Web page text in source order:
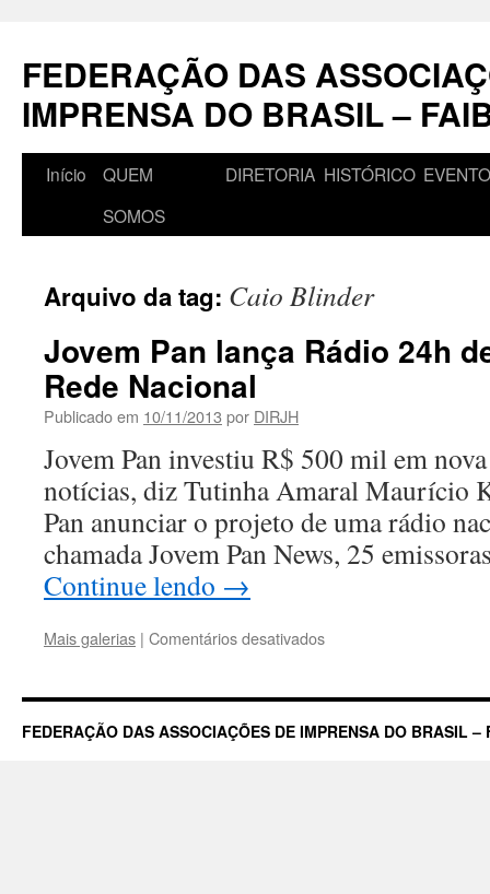
conteúdo
FEDERAÇÃO DAS
IMPRENSA DO BRASIL –
Início
QUEM
SOMOS
DIRETORIA HISTÓRICO
Arquivo da tag: Caio Blinder
Jovem Pan lança Rádio 24h
Rede Nacional
Publicado em 10/11/2013 por DIRJH
Jovem Pan investiu R$ 500 mil em
notícias, diz Tutinha Amaral Maurício
Pan anunciar o projeto de uma rádio
chamada Jovem Pan News, 25
Continue lendo →
Mais galerias | Comentários desativadosem
lança
Rádio
FEDERAÇÃO DAS ASSOCIAÇÕES DE IMPRENSA DO BRASIL –